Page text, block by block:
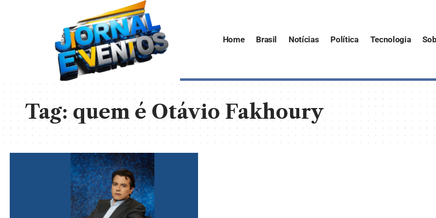
Home Brasil Notícias Política Tecnologia
Tag:quem é Otávio Fakhoury